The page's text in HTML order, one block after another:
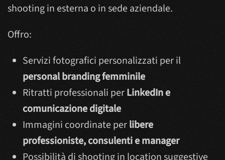
shooting in esterna o in sede aziendale.
Offro:
Servizi fotografici personalizzati per il
personal branding femminile
Ritratti professionali perLinkedIn e
comunicazione digitale
Immagini coordinate perlibere
professioniste, consulenti e manager
Possibilità di shooting in location suggestive